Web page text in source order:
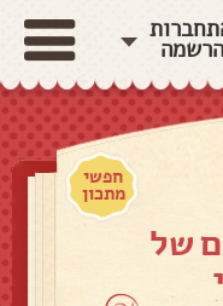
חפשי
מתכון
של